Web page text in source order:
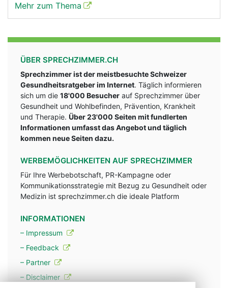
Mehr zum Thema
ÜBER SPRECHZIMMER.CH
Sprechzimmer ist der meistbesuchte Schweizer
Gesundheitsratgeber im Internet. Täglich informieren
sich um die 18'000 Besucher auf Sprechzimmer über
Gesundheit und Wohlbefinden, Prävention, Krankheit
und Therapie. Über 23'000 Seiten mit fundlerten
Informationen umfasst das Angebot und täglich
kommen neue Seiten dazu.
WERBEMÖGLICHKEITEN AUF SPRECHZIMMER
Für Ihre Werbebotschaft, PR-Kampagne oder
Kommunikationsstrategie mit Bezug zu Gesundheit oder
Medizin ist sprechzimmer.ch die ideale Platform
INFORMATIONEN
– Impressum
– Feedback
– Partner
– Disclaimer